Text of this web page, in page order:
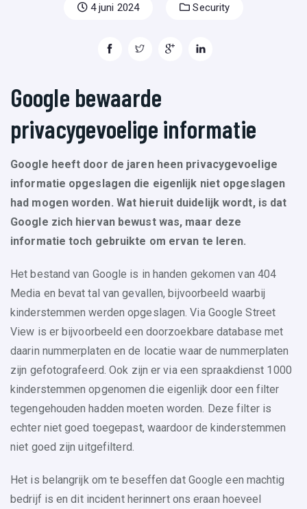
4 juni 2024 Security
Google bewaarde
privacygevoelige informatie
Google heeft door de jaren heen privacygevoelige
informatie opgeslagen die eigenlijk niet opgeslagen
had mogen worden. Wat hieruit duidelijk wordt, is dat
Google zich hiervan bewust was, maar deze
informatie toch gebruikte om ervan te leren.
Het bestand van Google is in handen gekomen van 404
Media en bevat tal van gevallen, bijvoorbeeld waarbij
kinderstemmen werden opgeslagen. Via Google Street
View is er bijvoorbeeld een doorzoekbare database met
daarin nummerplaten en de locatie waar de nummerplaten
zijn gefotografeerd. Ook zijn er via een spraakdienst 1000
kinderstemmen opgenomen die eigenlijk door een filter
tegengehouden hadden moeten worden. Deze filter is
echter niet goed toegepast, waardoor de kinderstemmen
niet goed zijn uitgefilterd.
Het is belangrijk om te beseffen dat Google een machtig
bedrijf is en dit incident herinnert ons eraan hoeveel